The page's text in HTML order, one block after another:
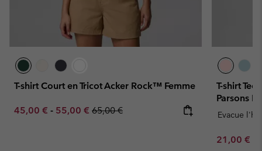
T-shirt Court en Tricot Acker Rock™ Femme
Minimum sale price:
45,00 € - Maximum sale price:
55,00 € Regular price:
65,00 €
T-shirt
Parsons
Evacue
Minimum
21,00 €